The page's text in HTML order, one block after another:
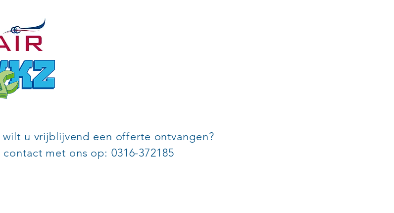
u vrijblijvend een offerte ontvangen?
met ons op: 0316-372185